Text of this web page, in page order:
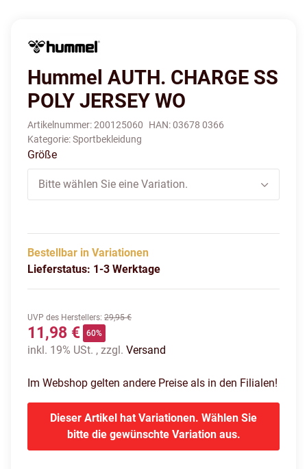
Hummel AUTH. CHARGE SS
POLY JERSEY WO
Artikelnummer:200125060 HAN:03678 0366
Kategorie:Sportbekleidung
Größe
Bitte wählen Sie eine Variation.
Bestellbar in Variationen
Lieferstatus: 1-3 Werktage
UVP des Herstellers: 29,95 €
11,98 € 60%
inkl. 19% USt. , zzgl. Versand
Im Webshop gelten andere Preise als in den Filialen!
Dieser Artikel hat Variationen. Wählen Sie
bitte die gewünschte Variation aus.